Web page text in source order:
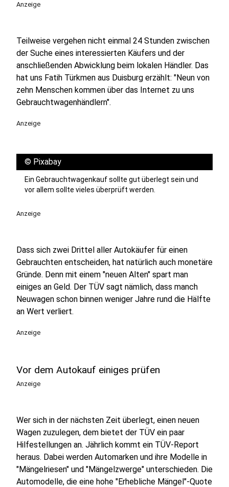
Anzeige
Teilweise vergehen nicht einmal 24 Stunden zwischen
der Suche eines interessierten Käufers und der
anschließenden Abwicklung beim lokalen Händler. Das
hat uns Fatih Türkmen aus Duisburg erzählt: "Neun von
zehn Menschen kommen über das Internet zu uns
Gebrauchtwagenhändlern".
Anzeige
© Pixabay
Ein Gebrauchtwagenkauf sollte gut überlegt sein und
vor allem sollte vieles überprüft werden.
Anzeige
Dass sich zwei Drittel aller Autokäufer für einen
Gebrauchten entscheiden, hat natürlich auch monetäre
Gründe. Denn mit einem "neuen Alten" spart man
einiges an Geld. Der TÜV sagt nämlich, dass manch
Neuwagen schon binnen weniger Jahre rund die Hälfte
an Wert verliert.
Anzeige
Vor dem Autokauf einiges prüfen
Anzeige
Wer sich in der nächsten Zeit überlegt, einen neuen
Wagen zuzulegen, dem bietet der TÜV ein paar
Hilfestellungen an. Jährlich kommt ein TÜV-Report
heraus. Dabei werden Automarken und ihre Modelle in
"Mängelriesen" und "Mängelzwerge" unterschieden. Die
Automodelle, die eine hohe "Erhebliche Mängel"-Quote